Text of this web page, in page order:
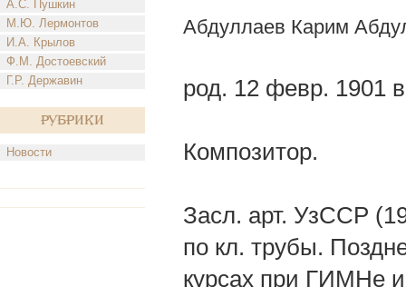
А.С. Пушкин
М.Ю. Лермонтов
И.А. Крылов
Ф.М. Достоевский
Г.Р. Державин
Рубрики
Новости
Абдуллаев Карим
род. 12 февр. 1901
Композитор.
Засл. арт. УзССР
по кл. трубы.
курсах при ГИМНе